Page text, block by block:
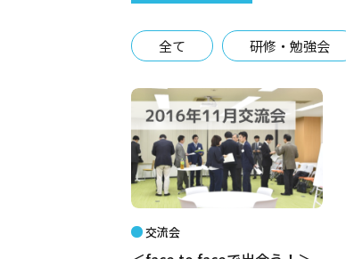
全て 研修・勉強会
交流会